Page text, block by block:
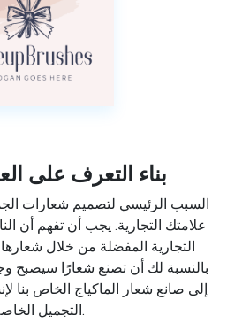
بناء التعرف على
السبب الرئيسي لتصميم شعارات
علامتك التجارية. يجب أن تفهم أن
التجارية المفضلة من خلال
بالنسبة لك أن تصنع شعارًا سيصبح
إلى صانع شعار الماكياج الخاص بنا
التجميل الخاصة بك.